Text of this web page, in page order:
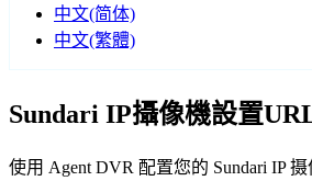
中文(简体)
中文(繁體)
Sundari IP攝像機設置
使用 Agent DVR 配置您的 Sundari IP